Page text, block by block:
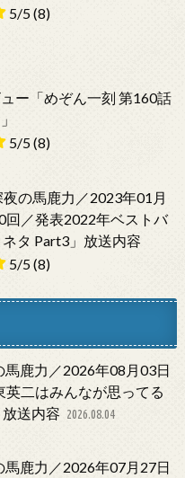
5/5(8)
ー「めぞん一刻 第160話
5/5(8)
夜の馬鹿力／2023年01月
回／発表2022年ベストバ
タ Part3」放送内容
5/5(8)
馬鹿力／2026年08月03日
英二はみんなが思ってる
送内容 2026.08.04
馬鹿力／2026年07月27日